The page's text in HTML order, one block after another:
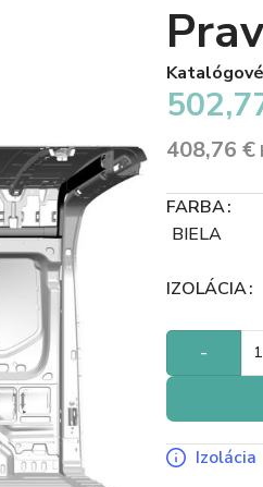
408,76 €
FARBA
BIELA
IZOLÁCIA
-
Izolácia